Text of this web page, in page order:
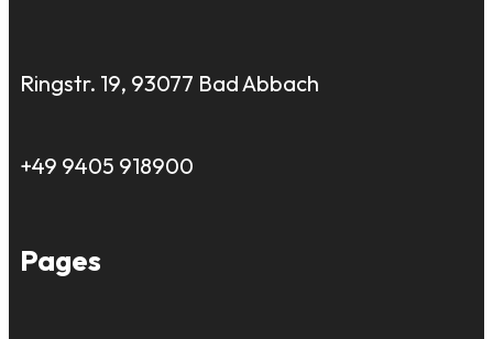
Ringstr. 19, 93077 Bad Abbach
+49 9405 918900
Pages